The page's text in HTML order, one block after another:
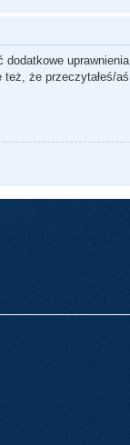
uprawnienia
że przeczytałeś/aś